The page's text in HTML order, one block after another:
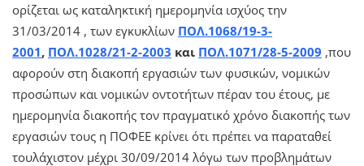
ορίζεται ως καταληκτική ημερομηνία ισχύος την
31/03/2014 , των εγκυκλίων ΠΟΛ.1068/19-3-
2001, ΠΟΛ.1028/21-2-2003 και ΠΟΛ.1071/28-5-2009 ,που
αφορούν στη διακοπή εργασιών των φυσικών, νομικών
προσώπων και νομικών οντοτήτων πέραν του έτους, με
ημερομηνία διακοπής τον πραγματικό χρόνο διακοπής των
εργασιών τους η ΠΟΦΕΕ κρίνει ότι πρέπει να παραταθεί
τουλάχιστον μέχρι 30/09/2014 λόγω των προβλημάτων